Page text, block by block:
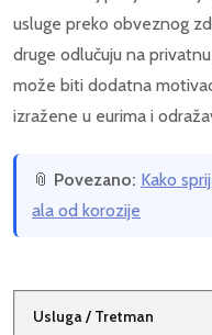
usluge preko obveznog
druge odlučuju na
može biti dodatna
izražene u eurima i
📎 Povezano: Kako
ala od korozije
Usluga / Tretman